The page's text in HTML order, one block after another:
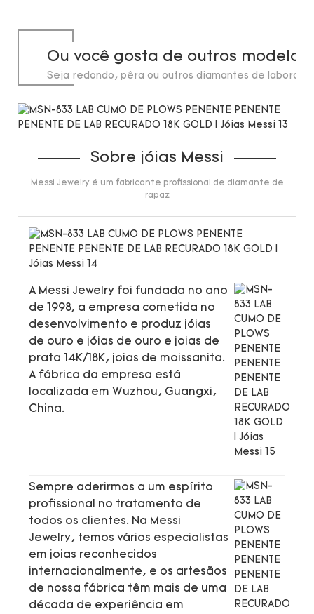
Ou você gosta de outros
Seja redondo, pêra ou outros diamantes de
Sobre jóias Messi
Messi Jewelry é um fabricante profissional de diamante de
rapaz
A Messi Jewelry foi fundada no ano
de 1998, a empresa cometida no
desenvolvimento e produz jóias
de ouro e jóias de ouro e joias de
prata 14K/18K, joias de moissanita.
A fábrica da empresa está
localizada em Wuzhou, Guangxi,
China.
Sempre aderirmos a um espírito
profissional no tratamento de
todos os clientes. Na Messi
Jewelry, temos vários especialistas
em joias reconhecidos
internacionalmente, e os artesãos
de nossa fábrica têm mais de uma
década de experiência em